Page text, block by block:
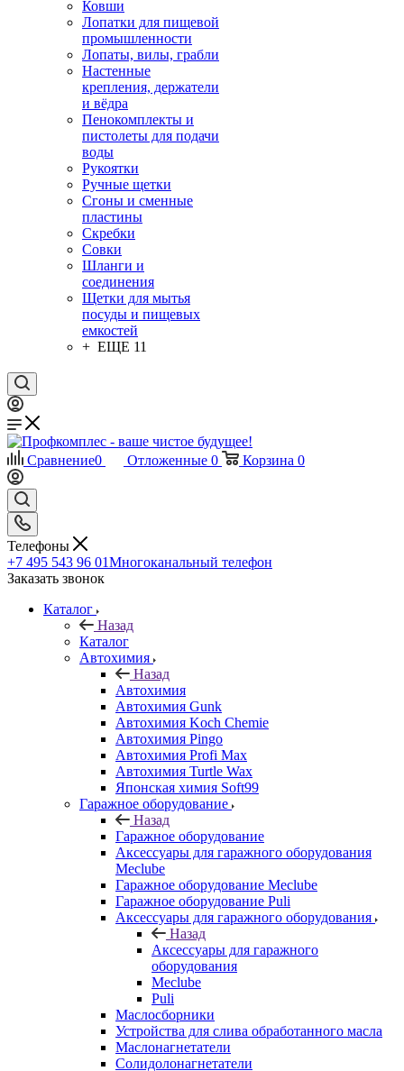
Ковши
Лопатки для пищевой
промышленности
Лопаты, вилы, грабли
Настенные
крепления, держатели
и вёдра
Пенокомплекты и
пистолеты для подачи
воды
Рукоятки
Ручные щетки
Сгоны и сменные
пластины
Скребки
Совки
Шланги и
соединения
Щетки для мытья
посуды и пищевых
емкостей
+ ЕЩЕ 11
Сравнение0 Отложенные 0 Корзина 0
Телефоны
+7 495 543 96 01Многоканальный телефон
Заказать звонок
Каталог
Назад
Каталог
Автохимия
Назад
Автохимия
Автохимия Gunk
Автохимия Koch Chemie
Автохимия Pingo
Автохимия Profi Max
Автохимия Turtle Wax
Японская химия Soft99
Гаражное оборудование
Назад
Гаражное оборудование
Аксессуары для гаражного оборудования
Meclube
Гаражное оборудование Meclube
Гаражное оборудование Puli
Аксессуары для гаражного оборудования
Назад
Аксессуары для гаражного
оборудования
Meclube
Puli
Маслосборники
Устройства для слива обработанного масла
Маслонагнетатели
Солидолонагнетатели